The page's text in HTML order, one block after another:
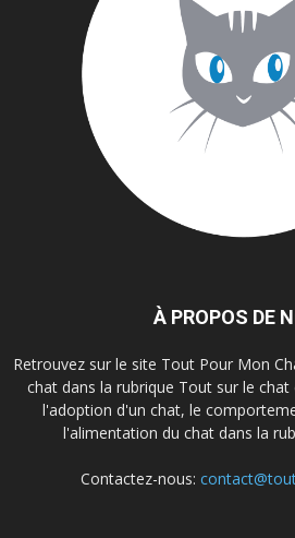
À PROPOS DE
Retrouvez sur le site Tout Pour Mon
chat dans la rubrique Tout sur le
l'adoption d'un chat, le
l'alimentation du chat dans la
Contactez-nous: